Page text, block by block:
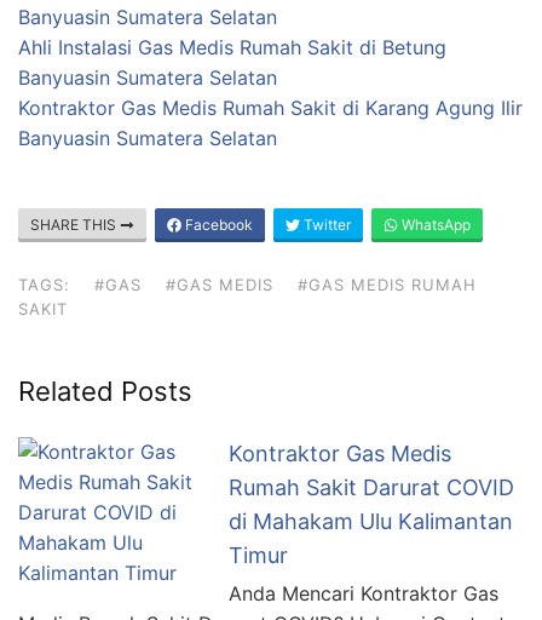
Banyuasin Sumatera Selatan
Ahli Instalasi Gas Medis Rumah Sakit di Betung
Banyuasin Sumatera Selatan
Kontraktor Gas Medis Rumah Sakit di Karang Agung Ilir
Banyuasin Sumatera Selatan
SHARE THIS Facebook Twitter WhatsApp
TAGS: #GAS #GAS MEDIS
#GAS MEDIS RUMAH
SAKIT
Related Posts
Kontraktor Gas Medis
Rumah Sakit Darurat COVID
di Mahakam Ulu Kalimantan
Timur
Anda Mencari Kontraktor Gas